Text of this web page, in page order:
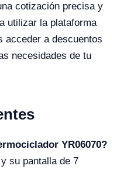
cotización precisa y
utilizar la plataforma
acceder a descuentos
necesidades de tu
YR06070?
su pantalla de 7